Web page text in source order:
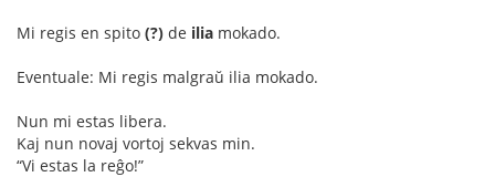
Mi regis en spito (?) de ilia mokado.
Eventuale: Mi regis malgraŭ ilia mokado.
Nun mi estas libera.
Kaj nun novaj vortoj sekvas min.
“Vi estas la reĝo!”